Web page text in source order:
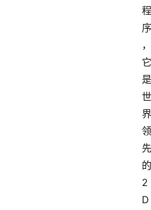
程
序
，
它
是
世
界
领
先
的
2
D